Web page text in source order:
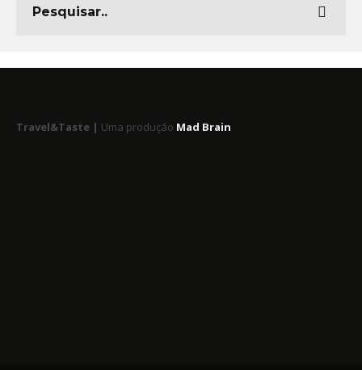
Travel&Taste | Uma produção Mad Brain